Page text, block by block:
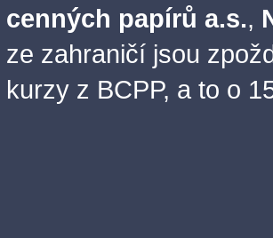
cenných papírů a.s.,
ze zahraničí jsou
kurzy z BCPP, a to o